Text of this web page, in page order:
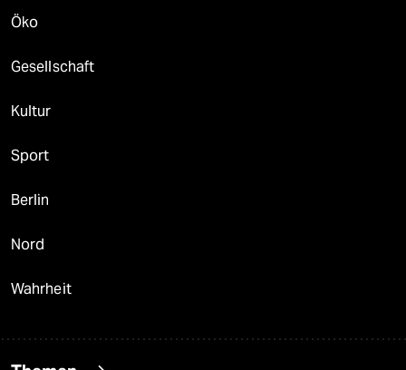
Öko
Gesellschaft
Kultur
Sport
Berlin
Nord
Wahrheit